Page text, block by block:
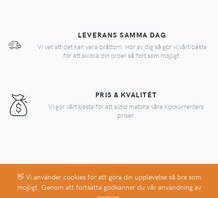
LEVERANS SAMMA DAG
Vi vet att det kan vara bråttom. Hör av dig så gör vi vårt bästa
för att skicka din order så fort som möjligt.
PRIS & KVALITÉT
Vi gör vårt bästa för att alltid matcha våra konkurrenters
priser.
Copyright © 2026 EcoMaint AB. All rights reserved.
👋 Vi använder cookies för att göra din upplevelse så bra som
möjligt. Genom att fortsätta godkänner du vår användning av